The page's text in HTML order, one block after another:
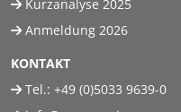
Kurzanalyse 2025
Anmeldung 2026
KONTAKT
Tel.: +49 (0)5033 9639-0